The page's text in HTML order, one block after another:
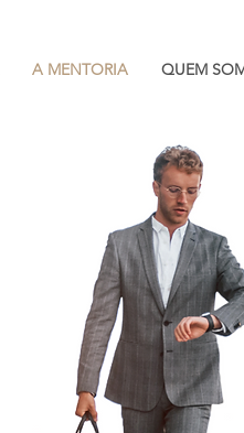
A MENTORIA QUEM